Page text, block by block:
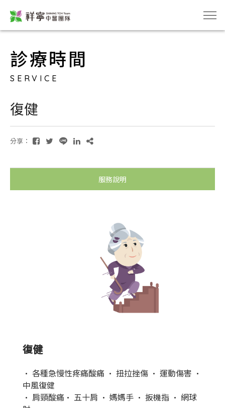
診療時間
SERVICE
復健
分享：
服務說明
復健
• 各種急慢性疼痛酸痛 • 扭拉挫傷 • 運動傷害 •
中風復健
• 肩頸酸痛• 五十肩 • 媽媽手 • 扳機指 • 網球